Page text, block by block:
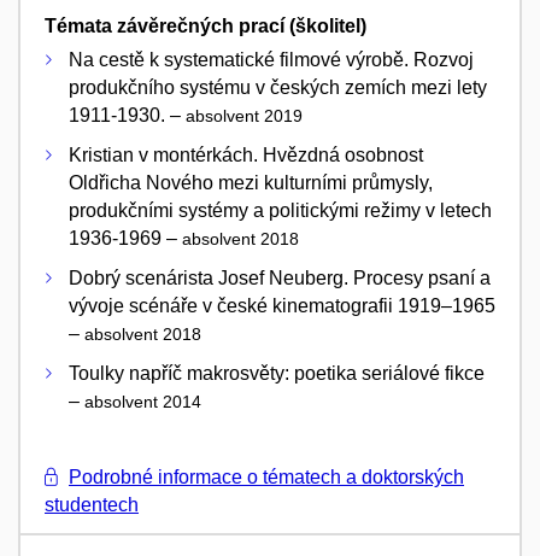
Témata závěrečných prací (školitel)
Na cestě k systematické filmové výrobě. Rozvoj
produkčního systému v českých zemích mezi lety
1911-1930. – absolvent 2019
Kristian v montérkách. Hvězdná osobnost
Oldřicha Nového mezi kulturními průmysly,
produkčními systémy a politickými režimy v letech
1936-1969 – absolvent 2018
Dobrý scenárista Josef Neuberg. Procesy psaní a
vývoje scénáře v české kinematografii 1919–1965
– absolvent 2018
Toulky napříč makrosvěty: poetika seriálové fikce
– absolvent 2014
Podrobné informace o tématech a doktorských
studentech